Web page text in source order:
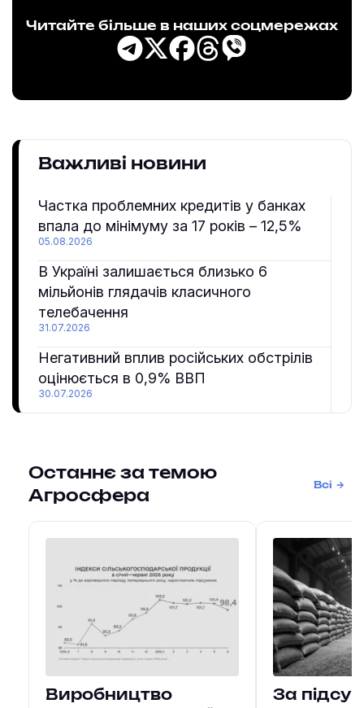
Читайте більше в наших соцмережах
Важливі новини
Частка проблемних кредитів у банках
впала до мінімуму за 17 років – 12,5%
05.08.2026
В Україні залишається близько 6
мільйонів глядачів класичного
телебачення
31.07.2026
Негативний вплив російських обстрілів
оцінюється в 0,9% ВВП
30.07.2026
Останнє за темою
Агросфера
Всі
Виробництво
За